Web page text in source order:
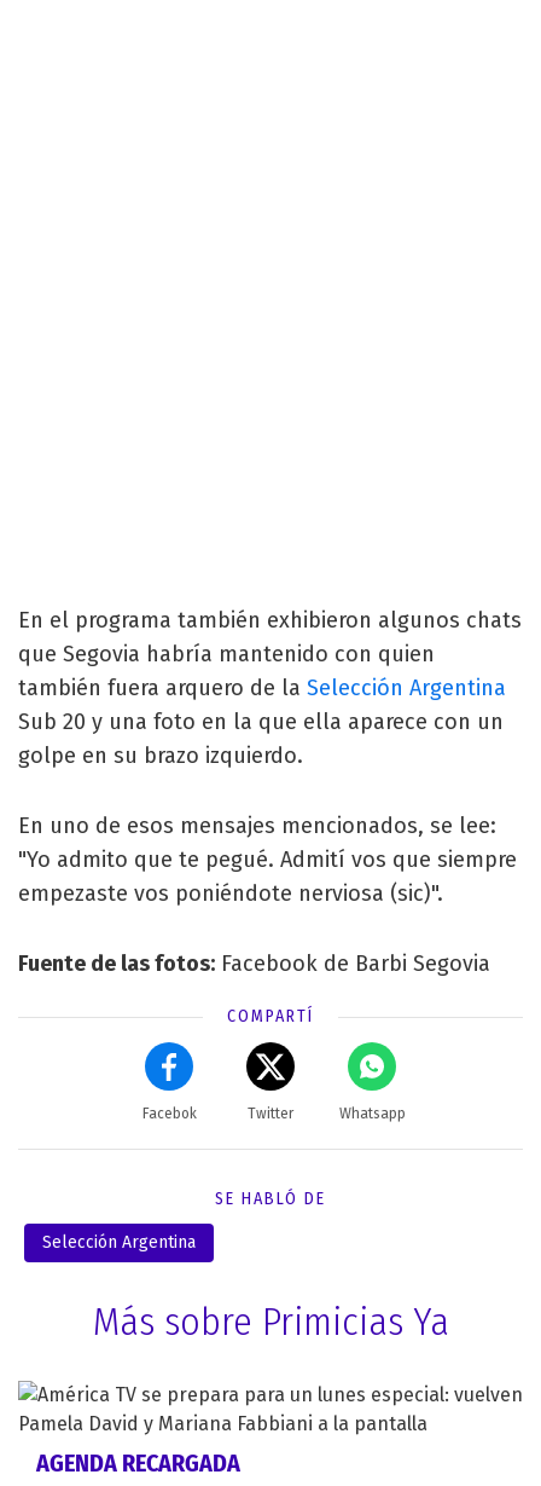
En el programa también exhibieron algunos chats
que Segovia habría mantenido con quien
también fuera arquero de la Selección Argentina
Sub 20 y una foto en la que ella aparece con un
golpe en su brazo izquierdo.
En uno de esos mensajes mencionados, se lee:
"Yo admito que te pegué. Admití vos que siempre
empezaste vos poniéndote nerviosa (sic)".
Fuente de las fotos: Facebook de Barbi Segovia
COMPARTÍ
Facebok Twitter Whatsapp
SE HABLÓ DE
Selección Argentina
Más sobre Primicias Ya
AGENDA RECARGADA